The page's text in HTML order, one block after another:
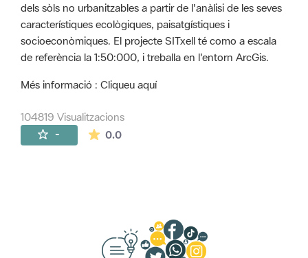
dels sòls no urbanitzables a partir de l'anàlisi de les seves
característiques ecològiques, paisatgístiques i
socioeconòmiques. El projecte SITxell té como a escala
de referència la 1:50:000, i treballa en l'entorn ArcGis.
Més informació : Cliqueu aquí
104819 Visualitzacions
- 0.0La mitjana de les valoracions és de 0